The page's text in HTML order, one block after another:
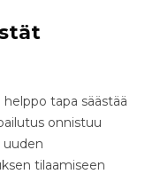
tapa säästää
onnistuu
uuden
tilaamiseen